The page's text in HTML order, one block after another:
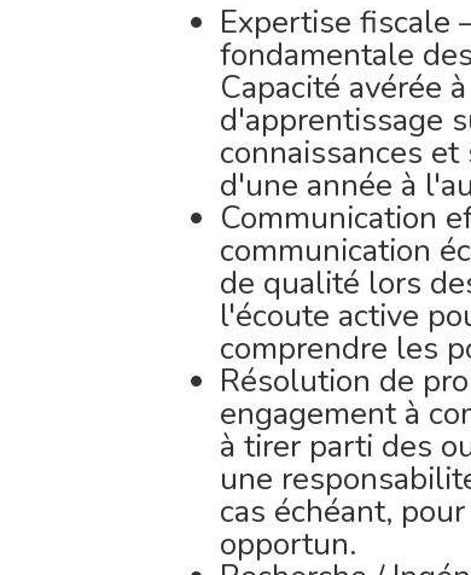
Expertise fiscale
fondamentale
Capacité avérée
d'apprentissage
connaissances
d'une année à
Communication
communication
de qualité lors
l'écoute active
comprendre les
Résolution de
engagement à
à tirer parti des
une
cas échéant,
opportun.